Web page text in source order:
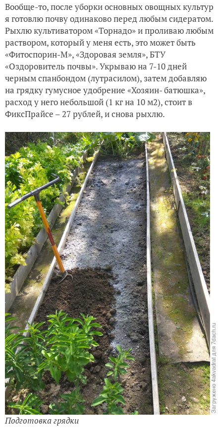
Вообще-то, после уборки основных овощных культур
я готовлю почву одинаково перед любым сидератом.
Рыхлю культиватором «Торнадо» и проливаю любым
раствором, который у меня есть, это может быть
«Фитоспорин-М», «Здоровая земля», БТУ
«Оздоровитель почвы». Укрываю на 7-10 дней
черным спанбондом (лутрасилом), затем добавляю
на грядку гумусное удобрение «Хозяин- батюшка»,
расход у него небольшой (1 кг на 10 м2), стоит в
ФиксПрайсе – 27 рублей, и снова рыхлю.
Подготовка грядки